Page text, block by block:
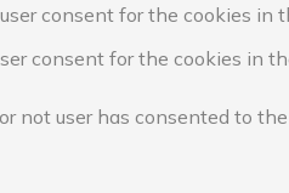
consent for the cookies in
consent for the cookies in
not user has consented to